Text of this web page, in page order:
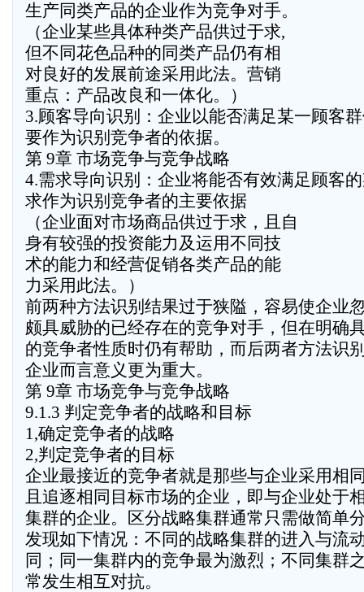
生产同类产品的企业作为竞争对手。
（企业某些具体种类产品供过于求,
但不同花色品种的同类产品仍有相
对良好的发展前途采用此法。营销
重点：产品改良和一体化。）
3.顾客导向识别：企业以能否满足某一顾客
要作为识别竞争者的依据。
第 9章 市场竞争与竞争战略
4.需求导向识别：企业将能否有效满足顾客
求作为识别竞争者的主要依据
（企业面对市场商品供过于求，且自
身有较强的投资能力及运用不同技
术的能力和经营促销各类产品的能
力采用此法。）
前两种方法识别结果过于狭隘，容易使企业
颇具威胁的已经存在的竞争对手，但在明确
的竞争者性质时仍有帮助，而后两者方法识
企业而言意义更为重大。
第 9章 市场竞争与竞争战略
9.1.3 判定竞争者的战略和目标
1,确定竞争者的战略
2,判定竞争者的目标
企业最接近的竞争者就是那些与企业采用相
且追逐相同目标市场的企业，即与企业处于
集群的企业。区分战略集群通常只需做简单
发现如下情况：不同的战略集群的进入与流
同；同一集群内的竞争最为激烈；不同集群
常发生相互对抗。